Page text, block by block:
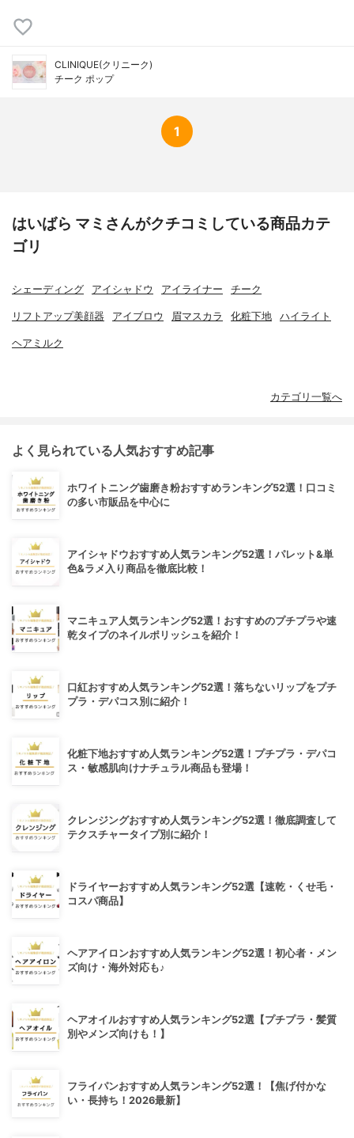
CLINIQUE(クリニーク)
チーク ポップ
1
はいばら マミさんがクチコミしている商品カテ
ゴリ
シェーディング アイシャドウ アイライナー チーク
リフトアップ美顔器 アイブロウ 眉マスカラ 化粧下地 ハイライト
ヘアミルク
カテゴリ一覧へ
よく見られている人気おすすめ記事
ホワイトニング歯磨き粉おすすめランキング52選！口コミ
の多い市販品を中心に
アイシャドウおすすめ人気ランキング52選！パレット&単
色&ラメ入り商品を徹底比較！
マニキュア人気ランキング52選！おすすめのプチプラや速
乾タイプのネイルポリッシュを紹介！
口紅おすすめ人気ランキング52選！落ちないリップをプチ
プラ・デパコス別に紹介！
化粧下地おすすめ人気ランキング52選！プチプラ・デパコ
ス・敏感肌向けナチュラル商品も登場！
クレンジングおすすめ人気ランキング52選！徹底調査して
テクスチャータイプ別に紹介！
ドライヤーおすすめ人気ランキング52選【速乾・くせ毛・
コスパ商品】
ヘアアイロンおすすめ人気ランキング52選！初心者・メン
ズ向け・海外対応も♪
ヘアオイルおすすめ人気ランキング52選【プチプラ・髪質
別やメンズ向けも！】
フライパンおすすめ人気ランキング52選！【焦げ付かな
い・長持ち！2026最新】